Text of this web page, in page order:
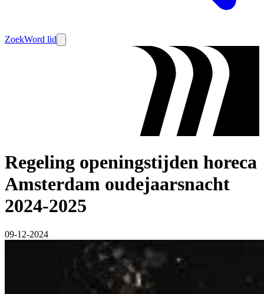
ZoekWord lid
Regeling openingstijden horeca
Amsterdam oudejaarsnacht
2024-2025
09-12-2024